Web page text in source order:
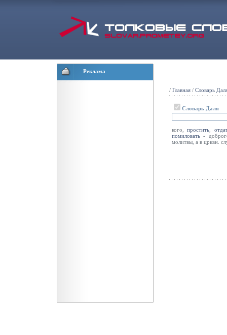
Реклама
/ Главная / Словарь
Словарь Даля
кого,простить
помиловать -
молитвы, а в црквн.